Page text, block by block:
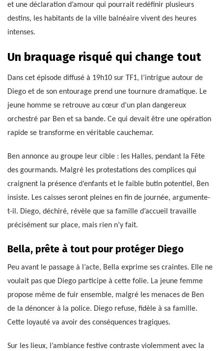
et une déclaration d’amour qui pourrait redéfinir plusieurs
destins, les habitants de la ville balnéaire vivent des heures
intenses.
Un braquage risqué qui change tout
Dans cet épisode diffusé à 19h10 sur TF1, l’intrigue autour de
Diego et de son entourage prend une tournure dramatique. Le
jeune homme se retrouve au cœur d’un plan dangereux
orchestré par Ben et sa bande. Ce qui devait être une opération
rapide se transforme en véritable cauchemar.
Ben annonce au groupe leur cible : les Halles, pendant la Fête
des gourmands. Malgré les protestations des complices qui
craignent la présence d’enfants et le faible butin potentiel, Ben
insiste. Les caisses seront pleines en fin de journée, argumente-
t-il. Diego, déchiré, révèle que sa famille d’accueil travaille
précisément sur place, mais rien n’y fait.
Bella, prête à tout pour protéger Diego
Peu avant le passage à l’acte, Bella exprime ses craintes. Elle ne
voulait pas que Diego participe à cette folie. La jeune femme
propose même de fuir ensemble, malgré les menaces de Ben
de la dénoncer à la police. Diego refuse, fidèle à sa famille.
Cette loyauté va avoir des conséquences tragiques.
Sur les lieux, l’ambiance festive contraste violemment avec la